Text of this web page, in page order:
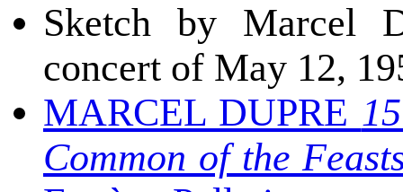
Sketch by Marcel
concert of May 12,
MARCEL DUPRE
Common of the